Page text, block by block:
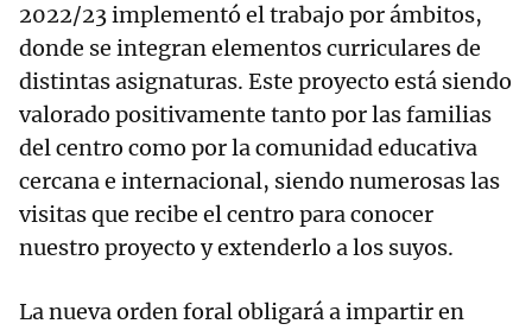
2022/23 implementó el trabajo por ámbitos,
donde se integran elementos curriculares de
distintas asignaturas. Este proyecto está siendo
valorado positivamente tanto por las familias
del centro como por la comunidad educativa
cercana e internacional, siendo numerosas las
visitas que recibe el centro para conocer
nuestro proyecto y extenderlo a los suyos.
La nueva orden foral obligará a impartir en